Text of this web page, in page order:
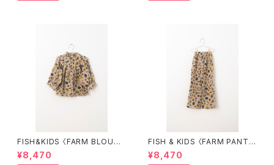
FISH&KIDS 〈FARM BLOUS
E〉
¥8,470
FISH & KIDS 〈FARM PANT
S〉
¥8,470